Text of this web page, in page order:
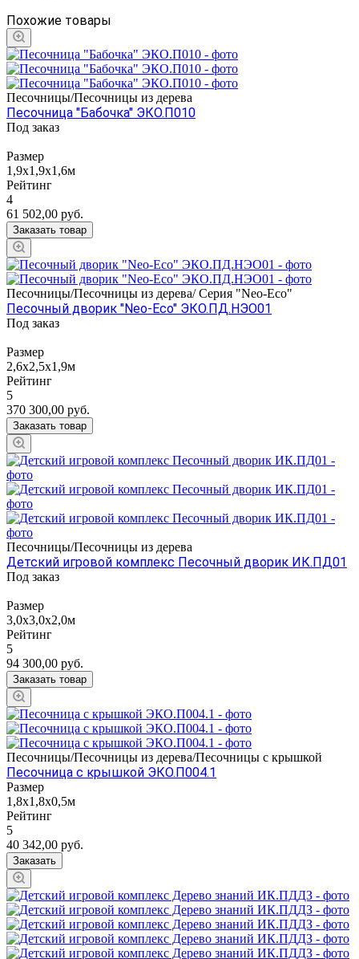
Похожие товары
Песочницы/Песочницы из дерева
Песочница "Бабочка" ЭКО.П010
Под заказ
Размер
1,9х1,9х1,6м
Рейтинг
4
61 502,00 руб.
Заказать товар
Песочницы/Песочницы из дерева/ Серия "Neo-Eco"
Песочный дворик "Neo-Eco" ЭКО.ПД.НЭО01
Под заказ
Размер
2,6х2,5х1,9м
Рейтинг
5
370 300,00 руб.
Заказать товар
Песочницы/Песочницы из дерева
Детский игровой комплекс Песочный дворик ИК.ПД01
Под заказ
Размер
3,0х3,0х2,0м
Рейтинг
5
94 300,00 руб.
Заказать товар
Песочницы/Песочницы из дерева/Песочницы с крышкой
Песочница с крышкой ЭКО.П004.1
Размер
1,8х1,8х0,5м
Рейтинг
5
40 342,00 руб.
Заказать